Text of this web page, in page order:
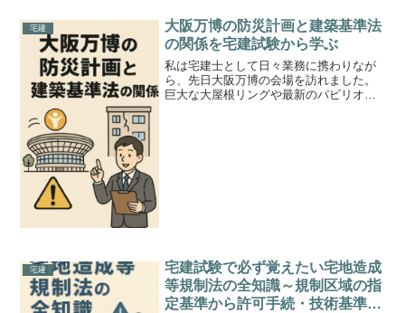
宅建
大阪万博の防災計画と建築基準法
の関係を宅建試験から学ぶ
私は宅建士として日々業務に携わりなが
ら、先日大阪万博の会場を訪れました。
巨大な大屋根リングや最新のパビリオン
宅建
宅建試験で必ず覚えたい宅地造成
等規制法の全知識～規制区域の指
定基準から許可手続・技術基準・